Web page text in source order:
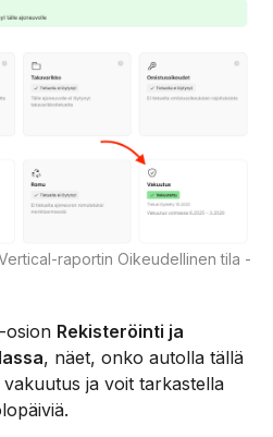
raportin Oikeudellinen tila -
-osion Rekisteröinti ja
, näet, onko autolla tällä
ja voit tarkastella